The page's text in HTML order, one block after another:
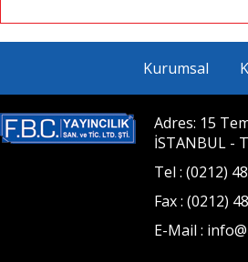
Kurumsal
Adres: 15
İSTANBUL -
Tel : (0212)
Fax : (0212)
E-Mail :